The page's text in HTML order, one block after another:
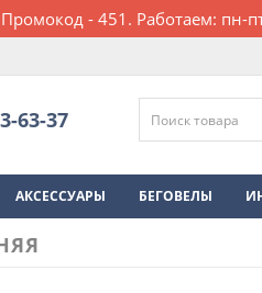
- 451. Работаем: пн-
63-37
АКСЕССУАРЫ БЕГОВЕЛЫ